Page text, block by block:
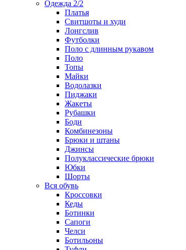
Одежда 2/2
Платья
Свитшоты и худи
Лонгслив
Футболки
Поло с длинным рукавом
Поло
Топы
Майки
Водолазки
Пиджаки
Жакеты
Рубашки
Боди
Комбинезоны
Брюки и штаны
Джинсы
Полуклассические брюки
Юбки
Шорты
Вся обувь
Кроссовки
Кеды
Ботинки
Сапоги
Челси
Ботильоны